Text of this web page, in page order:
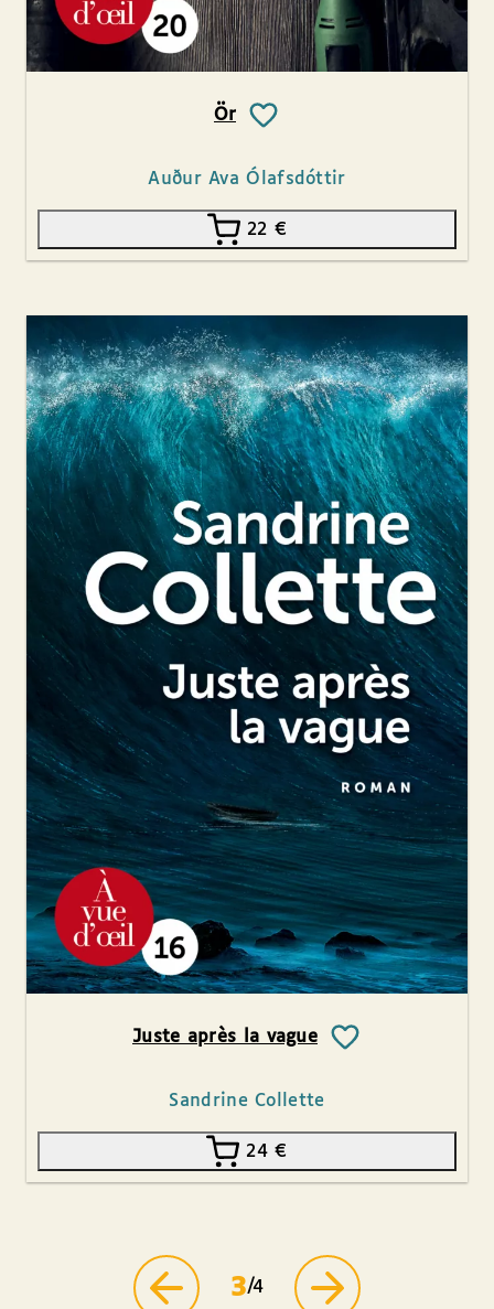
Ör
Auður Ava Ólafsdóttir
22 €
Juste après la vague
Sandrine Collette
24€
3/4